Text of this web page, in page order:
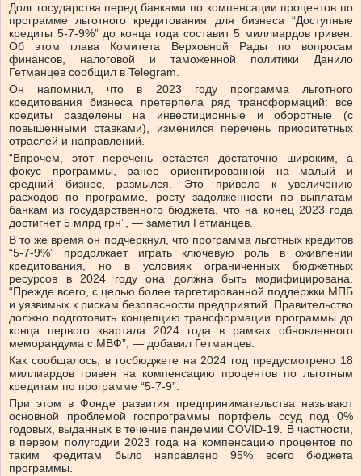
Долг государства перед банками по компенсации процентов по
программе льготного кредитования для бизнеса “Доступные
кредиты 5-7-9%” до конца года составит 5 миллиардов гривен.
Об этом глава Комитета Верховной Рады по вопросам
финансов, налоговой и таможенной политики Данило
Гетманцев сообщил в Telegram.
Он напомнил, что в 2023 году программа льготного
кредитования бизнеса претерпела ряд трансформаций: все
кредиты разделены на инвестиционные и оборотные (с
повышенными ставками), изменился перечень приоритетных
отраслей и направлений.
“Впрочем, этот перечень остается достаточно широким, а
фокус программы, ранее ориентированной на малый и
средний бизнес, размылся. Это привело к увеличению
расходов по программе, росту задолженности по выплатам
банкам из государственного бюджета, что на конец 2023 года
достигнет 5 млрд грн”, — заметил Гетманцев.
В то же время он подчеркнул, что программа льготных кредитов
“5-7-9%” продолжает играть ключевую роль в оживлении
кредитования, но в условиях ограниченных бюджетных
ресурсов в 2024 году она должна быть модифицирована.
“Прежде всего, с целью более таргетированной поддержки МПБ
и уязвимых к рискам безопасности предприятий. Правительство
должно подготовить концепцию трансформации программы до
конца первого квартала 2024 года в рамках обновленного
меморандума с МВФ”, — добавил Гетманцев.
Как сообщалось, в госбюджете на 2024 год предусмотрено 18
миллиардов гривен на компенсацию процентов по льготным
кредитам по программе “5-7-9”.
При этом в Фонде развития предпринимательства называют
основной проблемой госпрограммы портфель ссуд под 0%
годовых, выданных в течение пандемии COVID-19. В частности,
в первом полугодии 2023 года на компенсацию процентов по
таким кредитам было направлено 95% всего бюджета
программы.